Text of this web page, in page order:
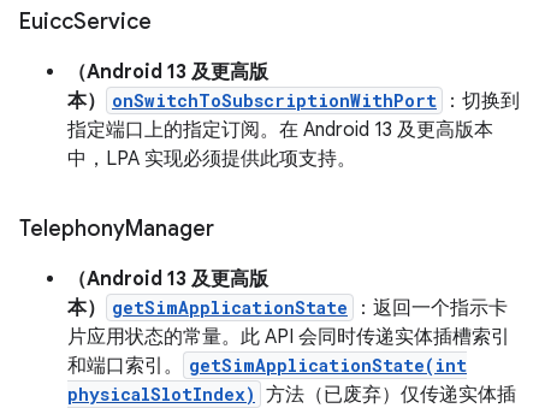
EuiccService
（Android 13 及更高版
本）
onSwitchToSubscriptionWithPort
：切换到
指定端口上的指定订阅。在 Android 13 及更高版本
中，LPA 实现必须提供此项支持。
TelephonyManager
（Android 13 及更高版
本）
getSimApplicationState
：返回一个指示卡
片应用状态的常量。此 API 会同时传递实体插槽索引
和端口索引。
getSimApplicationState(int
physicalSlotIndex) 方法（已废弃）仅传递实体插